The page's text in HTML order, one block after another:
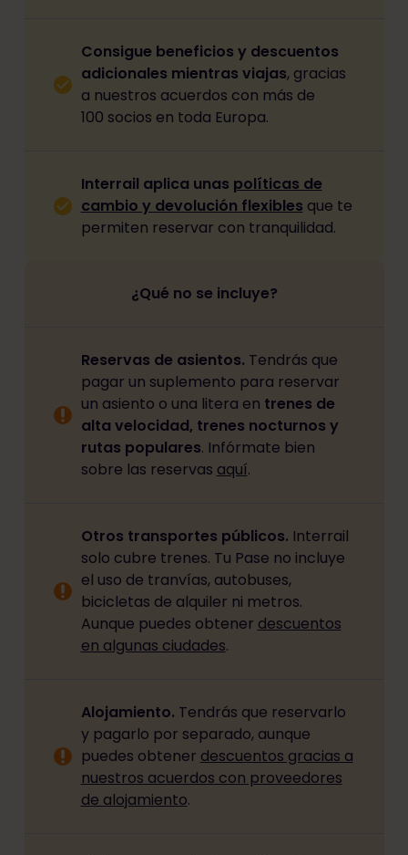
Consigue beneficios y descuentos
adicionales mientras viajas, gracias
a nuestros acuerdos con más de
100 socios en toda Europa.
Interrail aplica unas políticas de
cambio y devolución flexibles que te
permiten reservar con tranquilidad.
¿Qué no se incluye?
Reservas de asientos. Tendrás que
pagar un suplemento para reservar
un asiento o una litera en trenes de
alta velocidad, trenes nocturnos y
rutas populares. Infórmate bien
sobre las reservas aquí.
Otros transportes públicos. Interrail
solo cubre trenes. Tu Pase no incluye
el uso de tranvías, autobuses,
bicicletas de alquiler ni metros.
Aunque puedes obtener descuentos
en algunas ciudades.
Alojamiento. Tendrás que reservarlo
y pagarlo por separado, aunque
puedes obtener descuentos gracias a
nuestros acuerdos con proveedores
de alojamiento.